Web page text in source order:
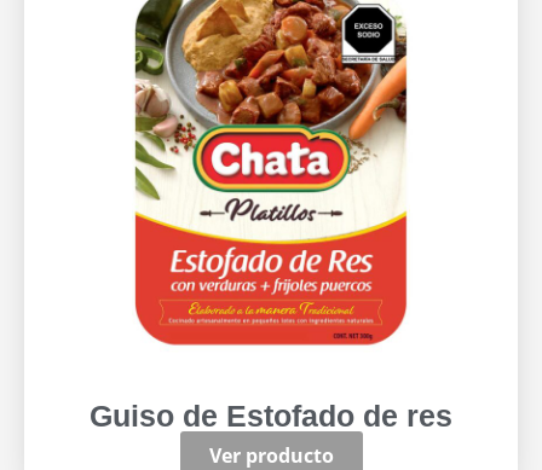
Guiso de Estofado de res
Ver producto